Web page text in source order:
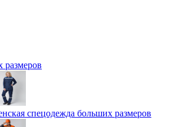
размеров
спецодежда больших размеров